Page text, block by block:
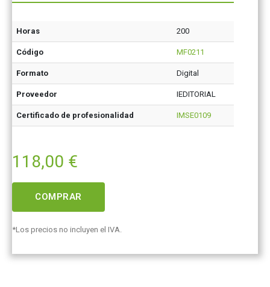
Horas 200
Código MF0211
Formato Digital
Proveedor IEDITORIAL
Certificado de profesionalidad IMSE0109
118,00 €
COMPRAR
*Los precios no incluyen el IVA.